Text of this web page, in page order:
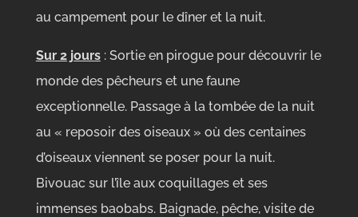
au campement pour le dîner et la nuit.
Sur 2 jours: Sortie en pirogue pour découvrir le
monde des pêcheurs et une faune
exceptionnelle. Passage à la tombée de la nuit
au « reposoir des oiseaux » où des centaines
d’oiseaux viennent se poser pour la nuit.
Bivouac sur l’île aux coquillages et ses
immenses baobabs. Baignade, pêche, visite de